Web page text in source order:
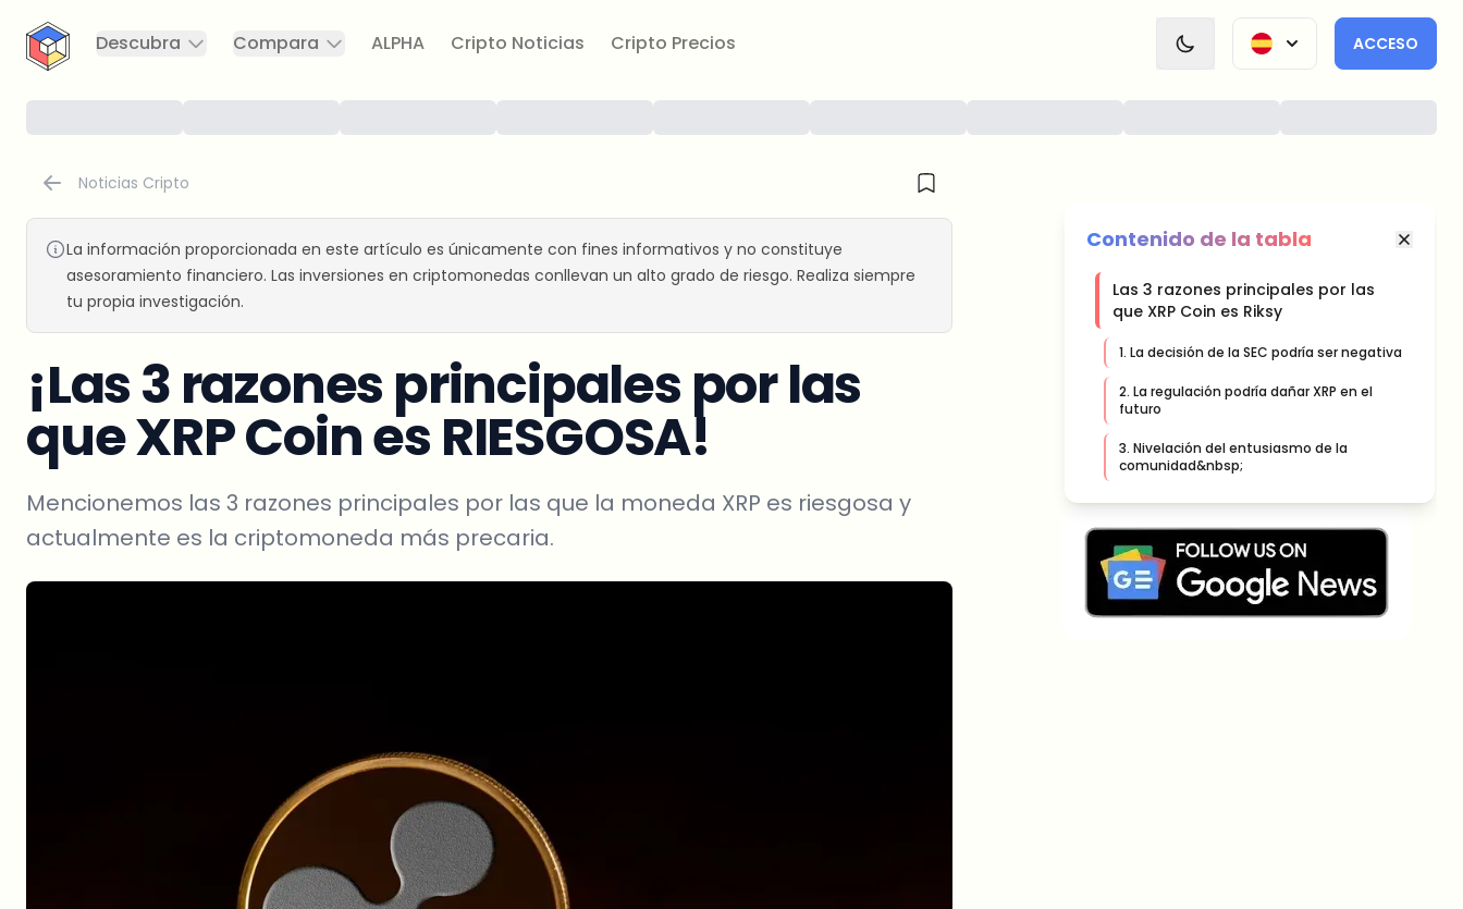
CryptoTicker
Descubra
Compara ALPHA Cripto Noticias Cripto Precios ACCESO
Noticias Cripto
La información proporcionada en este artículo es únicamente con fines informativos y no constituye
asesoramiento financiero. Las inversiones en criptomonedas conllevan un alto grado de riesgo. Realiza siempre
tu propia investigación.
¡Las 3 razones principales por las
que XRP Coin es RIESGOSA!
Mencionemos las 3 razones principales por las que la moneda XRP es riesgosa y
actualmente es la criptomoneda más precaria.
Contenido de la tabla
Las 3 razones principales por las
que XRP Coin es Riksy
1. La decisión de la SEC podría ser negativa
2. La regulación podría dañar XRP en el
futuro
3. Nivelación del entusiasmo de la
comunidad&nbsp;